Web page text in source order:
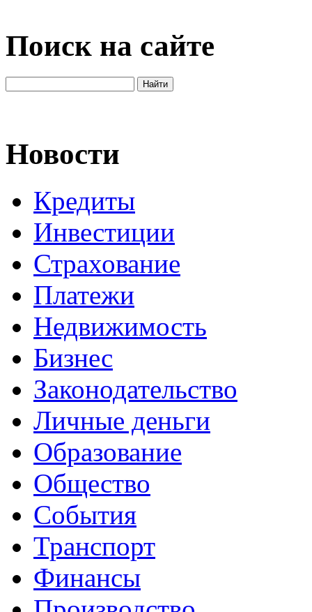
Поиск на сайте
Новости
Кредиты
Инвестиции
Страхование
Платежи
Недвижимость
Бизнес
Законодательство
Личные деньги
Образование
Общество
События
Транспорт
Финансы